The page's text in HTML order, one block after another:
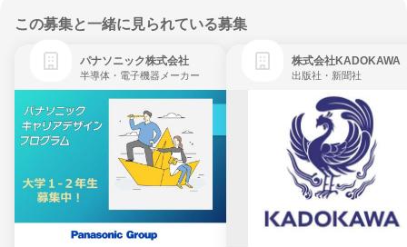
この募集と一緒に見られている募集
パナソニック株式会社
半導体・電子機器メーカー
株式会社KADOKAWA
出版社・新聞社